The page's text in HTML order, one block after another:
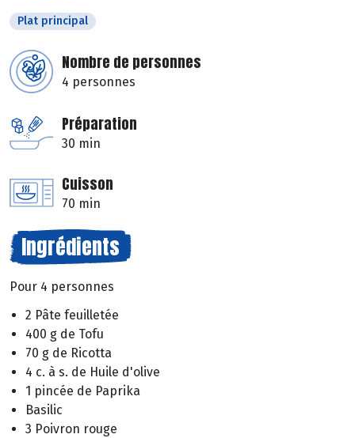
Plat principal
Nombre de personnes
4 personnes
Préparation
30 min
Cuisson
70 min
Ingrédients
Pour 4 personnes
2 Pâte feuilletée
400 g de Tofu
70 g de Ricotta
4 c. à s. de Huile d'olive
1 pincée de Paprika
Basilic
3 Poivron rouge